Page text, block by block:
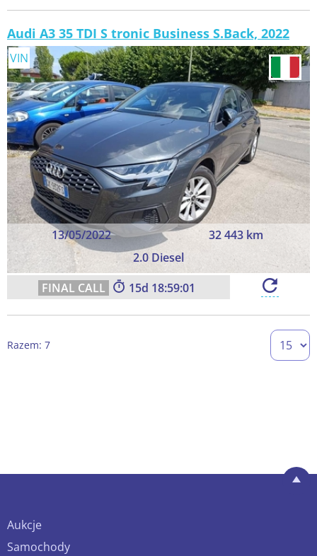
Audi A3 35 TDI S tronic Business S.Back, 2022
13/05/2022
32 443 km
2.0 Diesel
VIN
15 18:59:00
Razem: 7
Aukcje
Samochody